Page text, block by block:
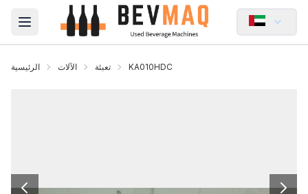
Open main menu
الرئيسية الآلات تعبئة KA010HDC